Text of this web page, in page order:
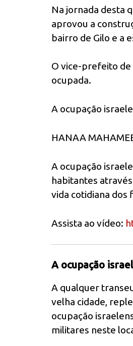
Na jornada desta
aprovou a
bairro de Gilo e a
O vice-prefeito de
ocupada.
A ocupação
HANAA
A ocupação
habitantes
vida cotidiana dos
Assista ao vídeo:
A ocupação
A qualquer
velha cidade,
ocupação
militares neste